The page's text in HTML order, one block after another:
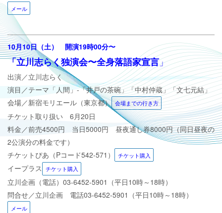
メール
10月10日（土） 開演19時00分〜
「立川志らく独演会〜全身落語家宣言」
出演／立川志らく
演目／テーマ「人間」-「井戸の茶碗」「中村仲蔵」「文七元結」
会場／新宿モリエール（東京都） 会場までの行き方
チケット取り扱い 6月20日
料金／前売4500円 当日5000円 昼夜通し券8000円（同日昼夜の
2公演分の料金です）
チケットぴあ（Pコード542-571）
チケット購入
イープラス チケット購入
立川企画（電話） 03-6452-5901（平日10時～18時）
問合せ／立川企画 電話03-6452-5901（平日10時～18時）
メール